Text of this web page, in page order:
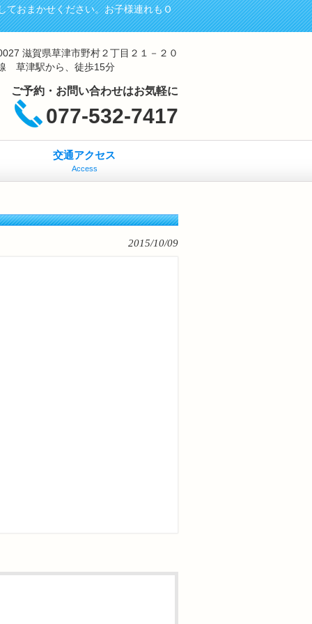
ておまかせください。お子様連れもＯ
滋賀県草津市野村２丁目２１－２０
草津駅から、徒歩15分
ご予約・お問い合わせはお気軽に
077-532-7417
交通アクセス
Access
2015/10/09